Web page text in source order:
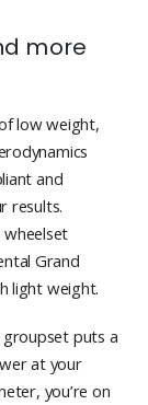
more
of low weight,
and
results.
Grand
light weight.
groupset puts a
at your
you’re on